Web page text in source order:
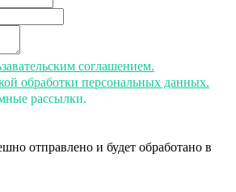
соглашением.
обработки персональных данных.
рассылки.
отправлено и будет обработано в